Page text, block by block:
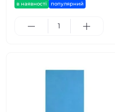
в наявності популярний